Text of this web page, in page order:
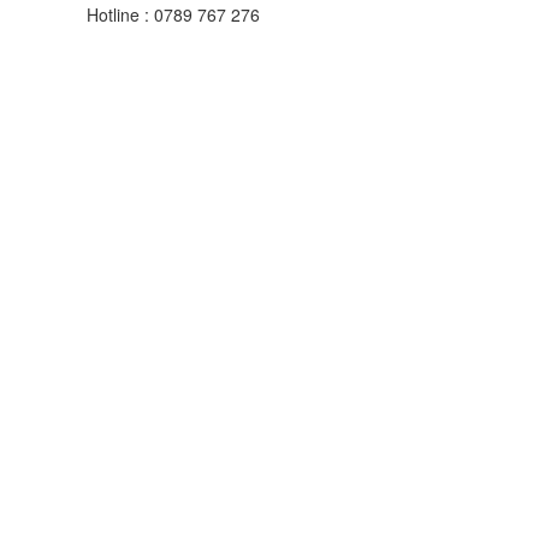
Hotline : 0789 767 276